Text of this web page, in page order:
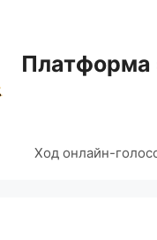
Платформа
Ход онлайн-